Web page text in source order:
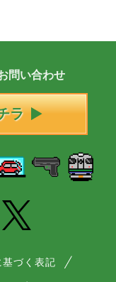
問い合わせ
ラ
づく表記